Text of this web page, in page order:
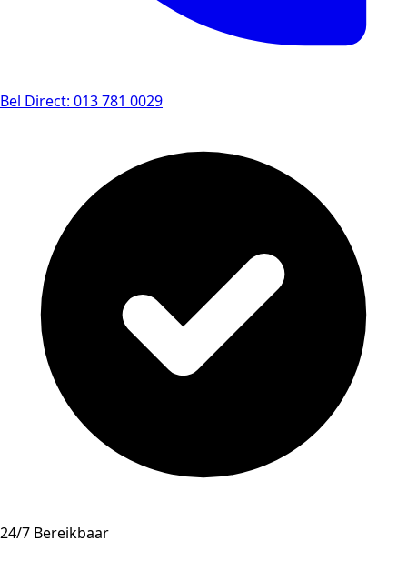
Bel Direct: 013 781 0029
24/7 Bereikbaar